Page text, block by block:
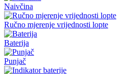
Naivčina
Ručno mjerenje vrijednosti lopte
Baterija
Punjač